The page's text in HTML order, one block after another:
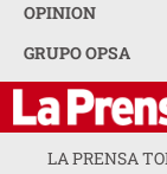
OPINION
GRUPO OPSA
LA PRENSA